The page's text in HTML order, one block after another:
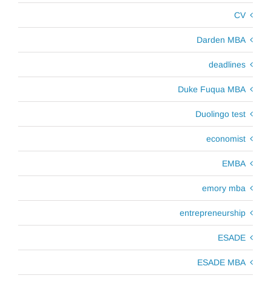
CV
Darden MBA
deadlines
Duke Fuqua MBA
Duolingo test
economist
EMBA
emory mba
entrepreneurship
ESADE
ESADE MBA